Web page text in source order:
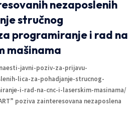
nezaposlenih
stručnog
programiranje i rad na
mašinama
javni-poziv-za-prijavu-
lica-za-pohadjanje-strucnog-
i-rad-na-cnc-i-laserskim-masinama/
poziva zainteresovana nezaposlena